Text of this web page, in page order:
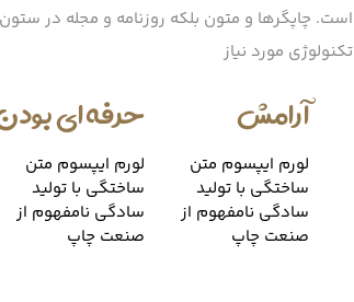
است. چاپگرها و متون بلکه روزنامه و مجله در
تکنولوژی مورد نیاز
آرامش
لورم ایپسوم متن
ساختگی با تولید
سادگی نامفهوم از
صنعت چاپ
حرفه ای
لورم ایپسوم متن
ساختگی با تولید
سادگی نامفهوم از
صنعت چاپ